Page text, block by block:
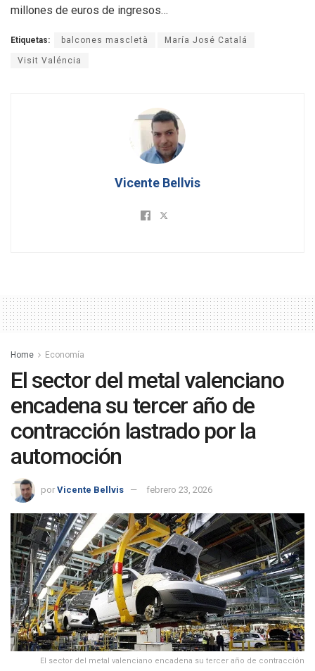
millones de euros de ingresos…
Etiquetas: balcones mascletà María José Catalá
Visit Valéncia
Vicente Bellvis
Home Economía
El sector del metal valenciano
encadena su tercer año de
contracción lastrado por la
automoción
por Vicente Bellvis febrero 23, 2026
El sector del metal valenciano encadena su tercer año de contracción